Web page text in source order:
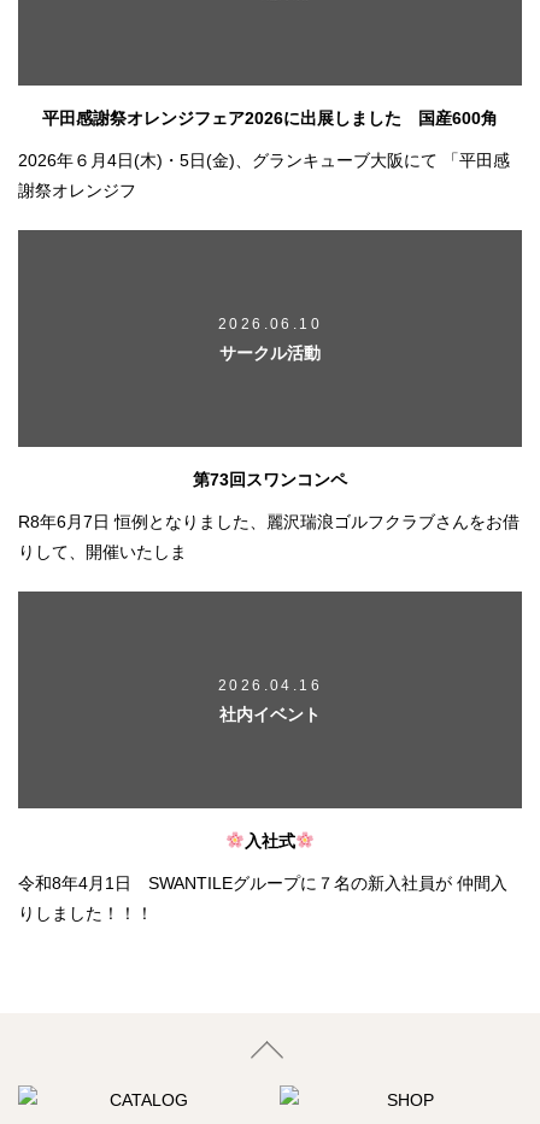
平田感謝祭オレンジフェア2026に出展しました 国産600角
2026年６月4日(木)・5日(金)、グランキューブ大阪にて 「平田感
謝祭オレンジフ
2026.06.10
サークル活動
第73回スワンコンペ
R8年6月7日 恒例となりました、麗沢瑞浪ゴルフクラブさんをお借
りして、開催いたしま
2026.04.16
社内イベント
入社式
令和8年4月1日 SWANTILEグループに７名の新入社員が 仲間入
りしました！！！